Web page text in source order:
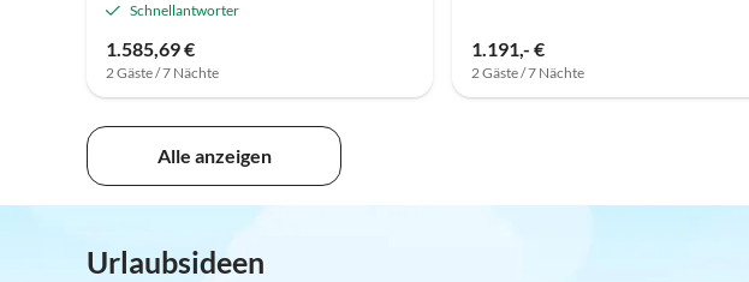
Schnellantworter
1.585,69 €
2 Gäste / 7 Nächte
1.191,- €
2 Gäste / 7 Nächte
Alle anzeigen
Urlaubsideen